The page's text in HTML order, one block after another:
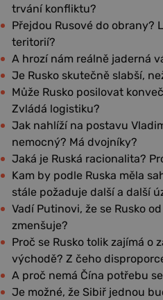
trvání konfliktu?
Přejdou Rusové do obrany?
teritorií?
A hrozí nám reálně jaderná
Je Rusko skutečně slabší,
Může Rusko posilovat
Zvládá logistiku?
Jak nahlíží na postavu
nemocný? Má dvojníky?
Jaká je Ruská racionalita?
Kam by podle Ruska měla
stále požaduje další a další
Vadí Putinovi, že se Rusko
zmenšuje?
Proč se Rusko tolik zajímá o
východě? Z čeho
A proč nemá Čína potřebu
Je možné, že Sibiř jednou